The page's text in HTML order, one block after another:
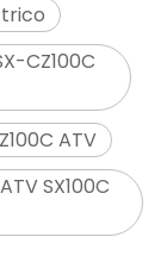
CZ100C
ATV
SX100C